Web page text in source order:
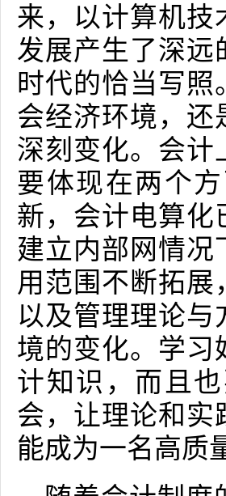
来，以计算机技
发展产生了深远
时代的恰当写
会经济环境，还
深刻变化。会计
要体现在两个
新，会计电算化
建立内部网情况
用范围不断拓
以及管理理论
境的变化。学习
计知识，而且
会，让理论和实
能成为一名高质